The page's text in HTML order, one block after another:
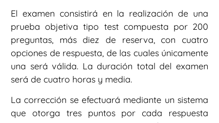
El examen consistirá en la realización de una
prueba objetiva tipo test compuesta por 200
preguntas, más diez de reserva, con cuatro
opciones de respuesta, de las cuales únicamente
una será válida. La duración total del examen
será de cuatro horas y media.
La corrección se efectuará mediante un sistema
que otorga tres puntos por cada respuesta